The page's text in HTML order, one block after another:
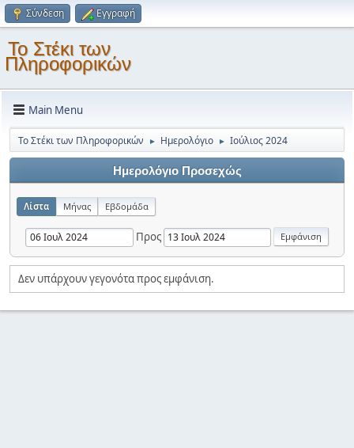
Σύνδεση Εγγραφή
Το Στέκι των
Πληροφορικών
Main Menu
Το Στέκι των Πληροφορικών ► Ημερολόγιο ► Ιούλιος 2024
Ημερολόγιο Προσεχώς
Λίστα Μήνας Εβδομάδα
Προς
Δεν υπάρχουν γεγονότα προς εμφάνιση.